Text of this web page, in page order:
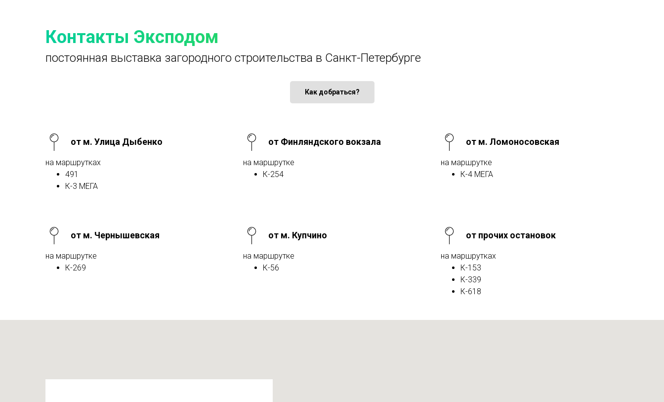
Контакты Эксподом
постоянная выставка загородного строительства в Санкт-Петербурге
Как добраться?
от м. Улица Дыбенко
на маршрутках
491
К-3 МЕГА
от Финляндского вокзала
на маршрутке
К-254
от м. Ломоносовская
на маршрутке
К-4 МЕГА
от м. Чернышевская
на маршрутке
К-269
от м. Купчино
на маршрутке
К-56
от прочих остановок
на маршрутках
К-153
К-339
К-618